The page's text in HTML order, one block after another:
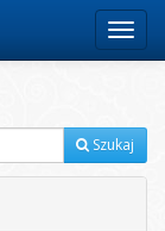
Menu
Szukaj